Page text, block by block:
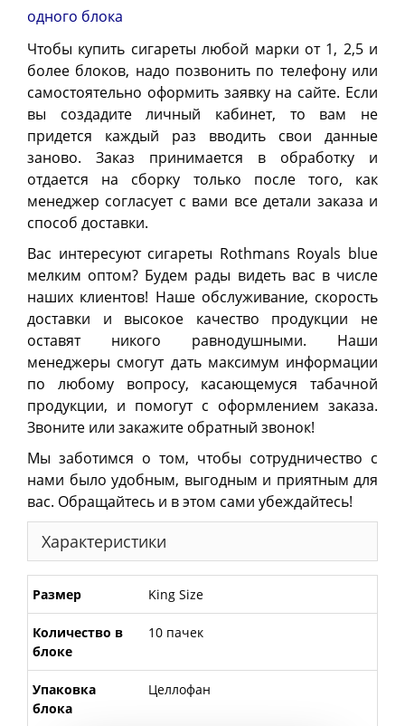
одного блока
Чтобы купить сигареты любой марки от 1, 2,5 и
более блоков, надо позвонить по телефону или
самостоятельно оформить заявку на сайте. Если
вы создадите личный кабинет, то вам не
придется каждый раз вводить свои данные
заново. Заказ принимается в обработку и
отдается на сборку только после того, как
менеджер согласует с вами все детали заказа и
способ доставки.
Вас интересуют сигареты Rothmans Royals blue
мелким оптом? Будем рады видеть вас в числе
наших клиентов! Наше обслуживание, скорость
доставки и высокое качество продукции не
оставят никого равнодушными. Наши
менеджеры смогут дать максимум информации
по любому вопросу, касающемуся табачной
продукции, и помогут с оформлением заказа.
Звоните или закажите обратный звонок!
Мы заботимся о том, чтобы сотрудничество с
нами было удобным, выгодным и приятным для
вас. Обращайтесь и в этом сами убеждайтесь!
Характеристики
Размер King Size
Количество в
блоке
10 пачек
Упаковка
блока
Целлофан